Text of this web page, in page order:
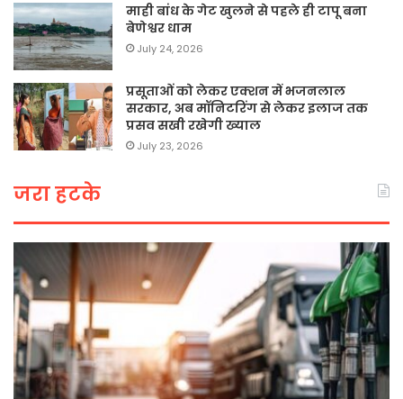
माही बांध के गेट खुलने से पहले ही टापू बना
बेणेश्वर धाम
July 24, 2026
प्रसूताओं को लेकर एक्शन में भजनलाल
सरकार, अब मॉनिटरिंग से लेकर इलाज तक
प्रसव सखी रखेगी ख्याल
July 23, 2026
जरा हटके